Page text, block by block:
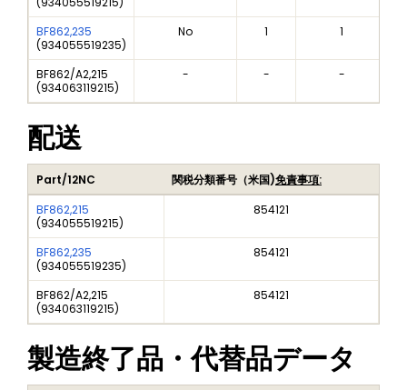
BF862,235
(934055519235)
No 1 1
BF862/A2,215
(934063119215)
- - -
配送
Part/12NC 関税分類番号（米国)免責事項:
BF862,215
(934055519215)
854121
BF862,235
(934055519235)
854121
BF862/A2,215
(934063119215)
854121
製造終了品・代替品データ